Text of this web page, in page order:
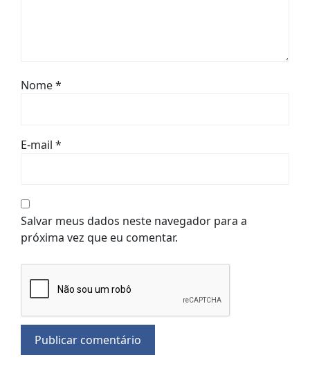
Nome*
E-mail *
Salvar meus dados neste navegador para a
próxima vez que eu comentar.